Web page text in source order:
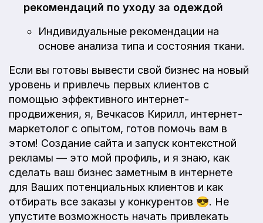
рекомендаций по уходу за одеждой
Индивидуальные рекомендации на
основе анализа типа и состояния ткани.
Если вы готовы вывести свой бизнес на новый
уровень и привлечь первых клиентов с
помощью эффективного интернет-
продвижения, я, Вечкасов Кирилл, интернет-
маркетолог с опытом, готов помочь вам в
этом! Создание сайта и запуск контекстной
рекламы — это мой профиль, и я знаю, как
сделать ваш бизнес заметным в интернете
для Ваших потенциальных клиентов и как
отбирать все заказы у конкурентов 😎. Не
упустите возможность начать привлекать